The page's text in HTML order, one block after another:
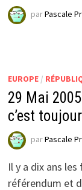
parPascale
EUROPE/
29 Mai
c’est
parPascale
Il y a dix ans
référendum et